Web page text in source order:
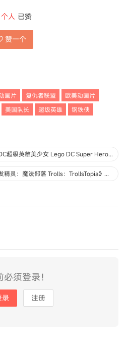
个人 已赞
赞一个
画片 复仇者联盟
欧美动画片
美国队长 超级英雄
钢铁侠
上一篇：美国儿童动画片《乐高DC超级英雄美少女 Lego DC Super Hero Girls: Galactic Wonder》全4集 国语无字 纯净无水印版 4K超清/2160P/MP4/688M 动画片乐高DC超级英雄美少女下载
下一篇：梦工厂儿童动画片《魔发精灵：魔法部落 Trolls：TrollsTopia》全20集 英语中英双字 纯净无水印版 4K超清/2160P/MP4/8.34G 动画片魔发精灵下载
须登录！
录 注册